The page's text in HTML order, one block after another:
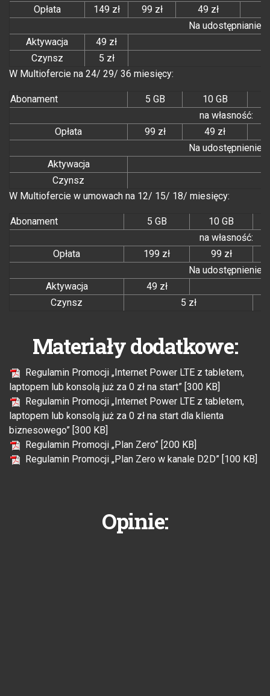
Opłata
149 zł 99 zł
49 zł
Na udostępnianie:
Aktywacja
49 zł
Czynsz
5 zł
W Multiofercie na 24/ 29/ 36 miesięcy:
Abonament 5 GB 10 GB
na własność:
Opłata
99 zł
49 zł
Na udostępnienie:
Aktywacja
Czynsz
W Multiofercie w umowach na 12/ 15/ 18/ miesięcy:
Abonament 5 GB
10 GB
na własność:
Opłata
199 zł
99 zł
Na udostępnienie:
Aktywacja
49 zł
Czynsz
5 zł
Materiały dodatkowe:
Regulamin Promocji „Internet Power LTE z tabletem,
laptopem lub konsolą już za 0 zł na start” [300 KB]
Regulamin Promocji „Internet Power LTE z tabletem,
laptopem lub konsolą już za 0 zł na start dla klienta
biznesowego” [300 KB]
Regulamin Promocji „Plan Zero” [200 KB]
Regulamin Promocji „Plan Zero w kanale D2D” [100 KB]
Opinie: